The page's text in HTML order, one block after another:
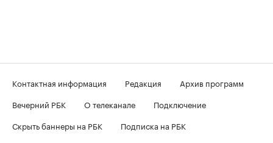
Контактная информация Редакция
Архив программ
Вечерний РБК
О телеканале
Подключение
Скрыть баннеры на РБК
Подписка на РБК